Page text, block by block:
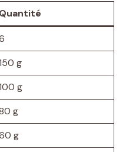
Quantité
g
g
g
g